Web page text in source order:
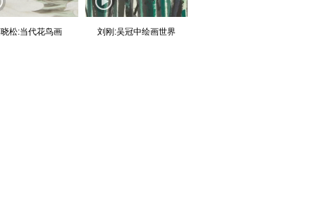
松:当代花鸟画 刘刚:吴冠中绘画世界